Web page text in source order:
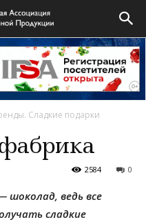
Сладкие подарки
0
2584
шоколад, ведь все
сладкие